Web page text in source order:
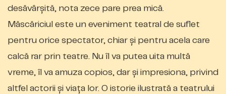
desăvârşită, nota zece pare prea mică.
Măscăriciul este un eveniment teatral de suflet
pentru orice spectator, chiar şi pentru acela care
calcă rar prin teatre. Nu îl va putea uita multă
vreme, îl va amuza copios, dar şi impresiona, privind
altfel actorii şi viaţa lor. O istorie ilustrată a teatrului